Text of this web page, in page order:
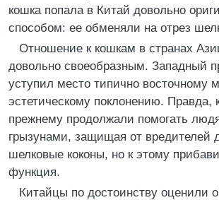
кошка попала в Китай довольно
способом: ее обменяли на отрез
Отношение к кошкам в странах
довольно своеобразным. Западный
уступил место типично восточному
эстетическому поклонению. Правда,
прежнему продолжали помогать
грызунами, защищая от вредителей
шелковые коконы, но к этому
функция.
Китайцы по достоинству оценили